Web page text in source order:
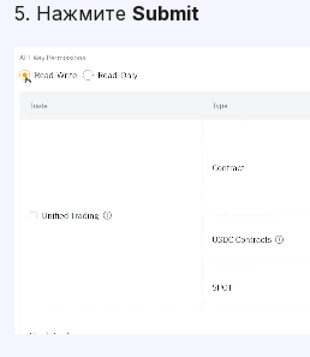
5. Нажмите Submit